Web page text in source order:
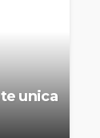
unica